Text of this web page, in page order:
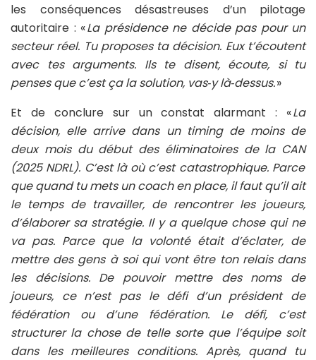
les conséquences désastreuses d’un pilotage
autoritaire : «La présidence ne décide pas pour un
secteur réel. Tu proposes ta décision. Eux t’écoutent
avec tes arguments. Ils te disent, écoute, si tu
penses que c’est ça la solution, vas‑y là‑dessus.»
Et de conclure sur un constat alarmant : «La
décision, elle arrive dans un timing de moins de
deux mois du début des éliminatoires de la CAN
(2025 NDRL). C’est là où c’est catastrophique. Parce
que quand tu mets un coach en place, il faut qu’il ait
le temps de travailler, de rencontrer les joueurs,
d’élaborer sa stratégie. Il y a quelque chose qui ne
va pas. Parce que la volonté était d’éclater, de
mettre des gens à soi qui vont être ton relais dans
les décisions. De pouvoir mettre des noms de
joueurs, ce n’est pas le défi d’un président de
fédération ou d’une fédération. Le défi, c’est
structurer la chose de telle sorte que l’équipe soit
dans les meilleures conditions. Après, quand tu